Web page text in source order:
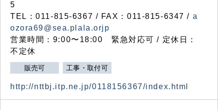
5
TEL：011-815-6367 / FAX：011-815-6347 / a
ozora69@sea.plala.orjp
営業時間：9:00〜18:00 緊急対応可 / 定休日：
不定休
販売可 工事・取付可
http://nttbj.itp.ne.jp/0118156367/index.html